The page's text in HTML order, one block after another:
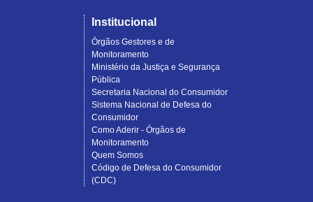
Institucional
Órgãos Gestores e de
Monitoramento
Ministério da Justiça e Segurança
Pública
Secretaria Nacional do Consumidor
Sistema Nacional de Defesa do
Consumidor
Como Aderir - Órgãos de
Monitoramento
Quem Somos
Código de Defesa do Consumidor
(CDC)